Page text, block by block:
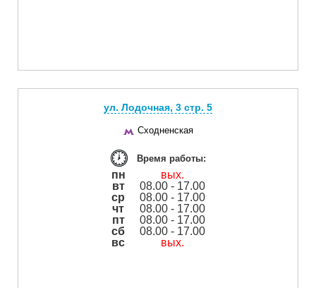
ул. Лодочная, 3 cтр. 5
Сходненская
Время работы:
пн
вых.
вт
08.00 - 17.00
ср
08.00 - 17.00
чт
08.00 - 17.00
пт
08.00 - 17.00
сб
08.00 - 17.00
вс
вых.